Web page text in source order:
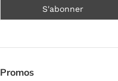
Promos